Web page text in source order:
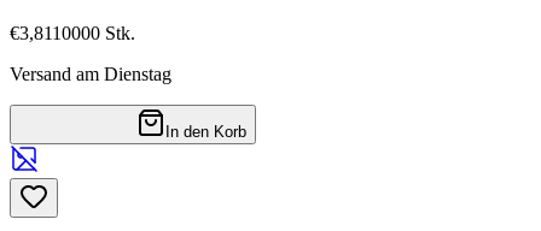
€3,8110000 Stk.
Versand am Dienstag
In den Korb